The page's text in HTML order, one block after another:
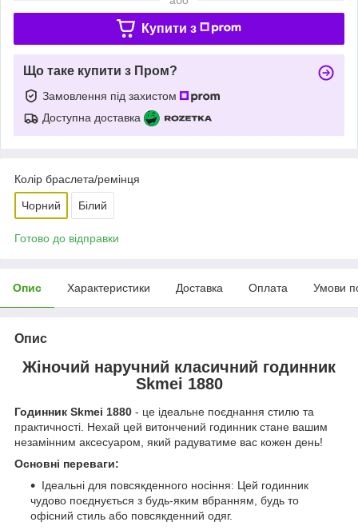
Купити з
Що таке купити з Пром?
Замовлення під захистом
Доступна доставка
Колір браслета/ремінця
Чорний Білий
Готово до відправки
Опис Характеристики Доставка Оплата Умови
Опис
Жіночий наручний класичний годинник
Skmei 1880
Годинник Skmei 1880 - це ідеальне поєднання стилю та
практичності. Нехай цей витончений годинник стане вашим
незамінним аксесуаром, який радуватиме вас кожен день!
Основні переваги:
Ідеальні для повсякденного носіння: Цей годинник
чудово поєднується з будь-яким вбранням, будь то
офісний стиль або повсякденний одяг.